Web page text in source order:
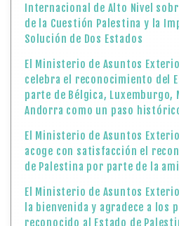
Internacional de Alto Nivel
de la Cuestión Palestina y la
Solución de Dos Estados
El Ministerio de Asuntos
celebra el reconocimiento del
parte de Bélgica, Luxemburgo,
Andorra como un paso
El Ministerio de Asuntos
acoge con satisfacción el
de Palestina por parte de la
El Ministerio de Asuntos
la bienvenida y agradece a los
reconocido al Estado de